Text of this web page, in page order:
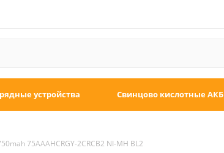
устройства Свинцово кислотные АКБ
75AAAHCRGY-2CRCB2 NI-MH BL2